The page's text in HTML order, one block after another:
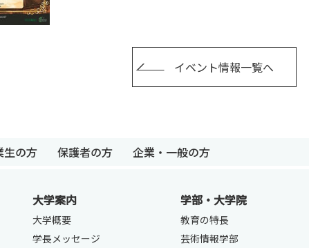
イベント情報一覧へ
生の方 保護者の方 企業・一般の方
大学案内
大学概要
学長メッセージ
学部・大学院
教育の特長
芸術情報学部